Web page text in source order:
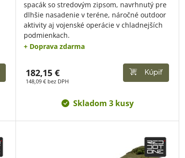
spacák so stredovým zipsom, navrhnutý pre
dlhšie nasadenie v teréne, náročné outdoor
aktivity aj vojenské operácie v chladnejších
podmienkach.
+ Doprava zdarma
182,15 €
148,09 € bez DPH
Kúpiť
Skladom 3 kusy